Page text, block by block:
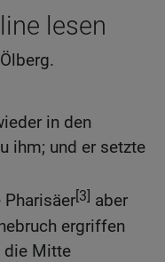
lesen
in den
ihm; und er setzte
Pharisäer[3] aber
ergriffen
die Mitte